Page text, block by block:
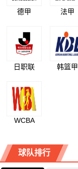
德甲 法甲
日职联 韩篮甲
WCBA
球队排行